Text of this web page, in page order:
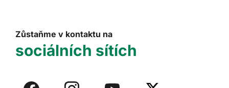
Zůstaňme v kontaktu na
sociálních sítích